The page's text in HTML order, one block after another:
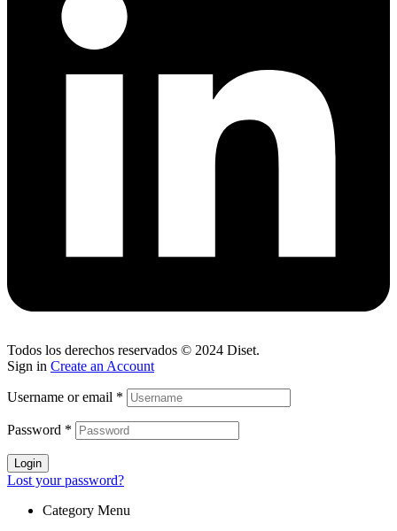
Todos los derechos reservados © 2024 Diset.
Sign in Create an Account
Username or email *
Password *
Login
Lost your password?
Category Menu